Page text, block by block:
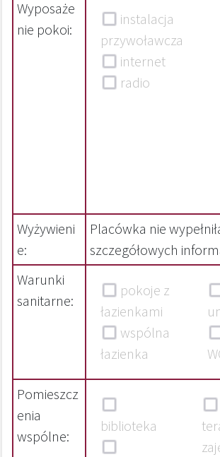
Wyposaże
nie pokoi:
instalacja
przywoławcza
internet
radio
Wyżywieni
e:
Placówka nie
szczegółowych
Warunki
sanitarne:
pokoje z
łazienkami
wspólna
łazienka
Pomieszcz
enia
wspólne:
biblioteka